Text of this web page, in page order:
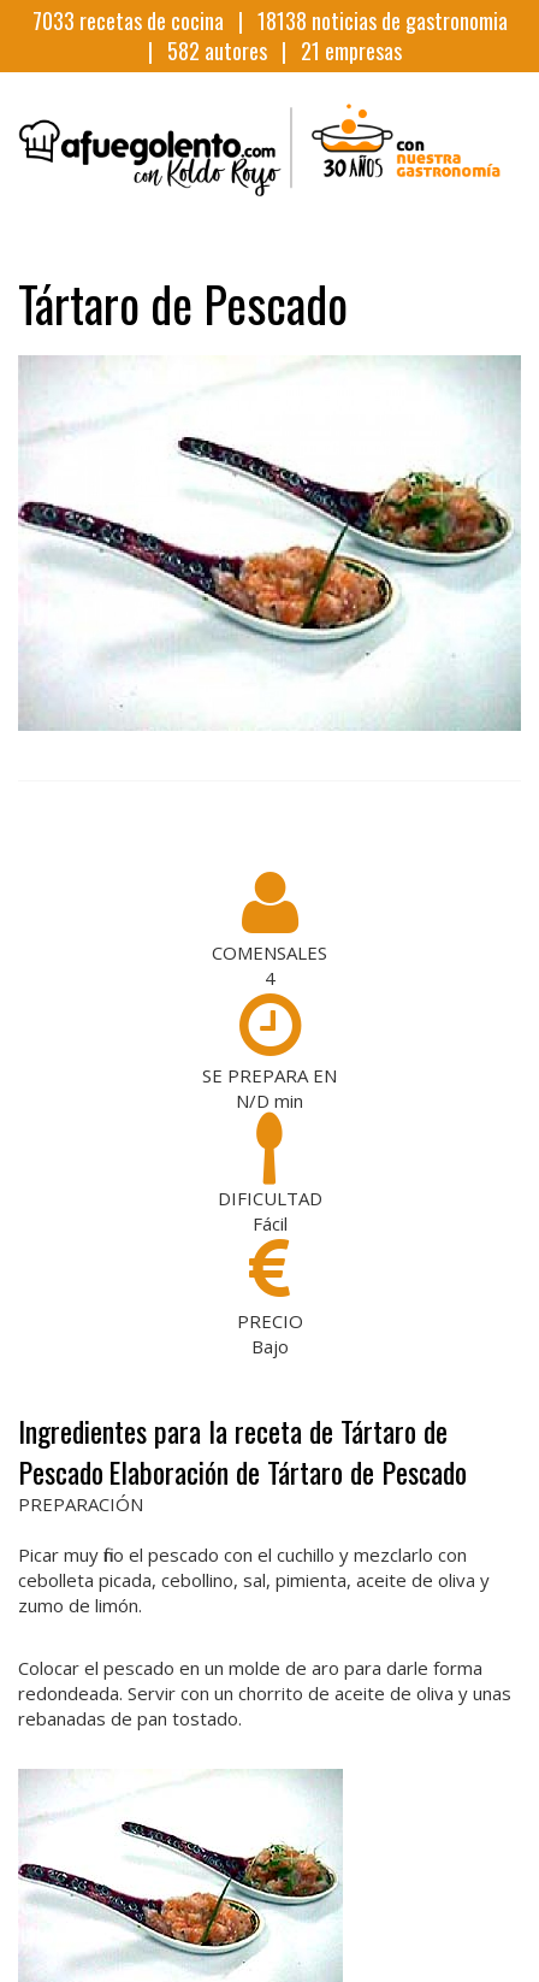
7033 recetas de cocina | 18138 noticias de gastronomia
| 582 autores | 21 empresas
Tártaro de Pescado
COMENSALES
4
SE PREPARA EN
N/D min
DIFICULTAD
Fácil
PRECIO
Bajo
Ingredientes para la receta de Tártaro de
PescadoElaboración de Tártaro de Pescado
PREPARACIÓN
Picar muy fino el pescado con el cuchillo y mezclarlo con
cebolleta picada, cebollino, sal, pimienta, aceite de oliva y
zumo de limón.
Colocar el pescado en un molde de aro para darle forma
redondeada. Servir con un chorrito de aceite de oliva y unas
rebanadas de pan tostado.